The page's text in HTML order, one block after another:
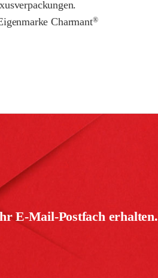
Charmant®
E-Mail-Postfach erhalten.